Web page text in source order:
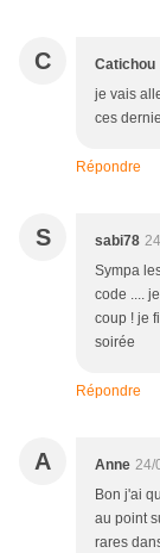
C Catichou
je vais
ces
Répondre
S sabi78
Sympa
code ....
coup ! je
soirée
Répondre
A Anne 24/
Bon j'ai
au point
rares